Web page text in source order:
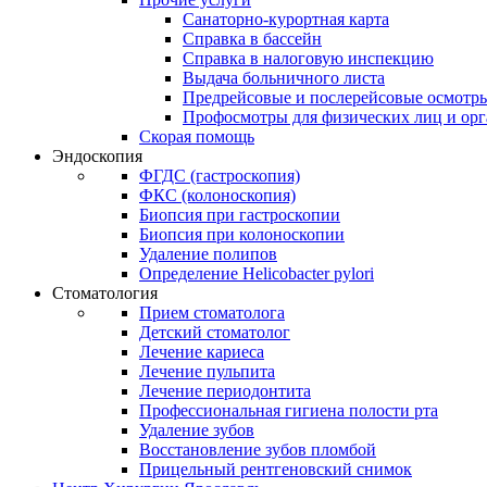
Санаторно-курортная карта
Справка в бассейн
Справка в налоговую инспекцию
Выдача больничного листа
Предрейсовые и послерейсовые
Профосмотры для физических лиц и
Скорая помощь
Эндоскопия
ФГДС (гастроскопия)
ФКС (колоноскопия)
Биопсия при гастроскопии
Биопсия при колоноскопии
Удаление полипов
Определение Helicobacter pylori
Стоматология
Прием стоматолога
Детский стоматолог
Лечение кариеса
Лечение пульпита
Лечение периодонтита
Профессиональная гигиена полости рта
Удаление зубов
Восстановление зубов пломбой
Прицельный рентгеновский снимок